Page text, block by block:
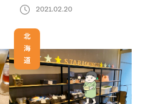
2021.02.20
北
海
道